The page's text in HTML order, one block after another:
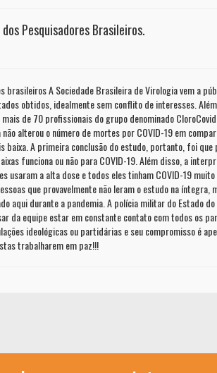
Pesquisadores Brasileiros.
A Sociedade Brasileira de Virologia vem a
obtidos, idealmente sem conflito de interesses.
de 70 profissionais do grupo denominado
alterou o número de mortes por COVID-19 em
A primeira conclusão do estudo, portanto, foi
funciona ou não para COVID-19. Além disso, a
usaram a alta dose e todos eles tinham COVID-19
que provavelmente não leram o estudo na
aqui durante a pandemia. A polícia militar do Estado
da equipe estar em constante contato com todos os
ideológicas ou partidárias e seu compromisso é
trabalharem em paz!!!